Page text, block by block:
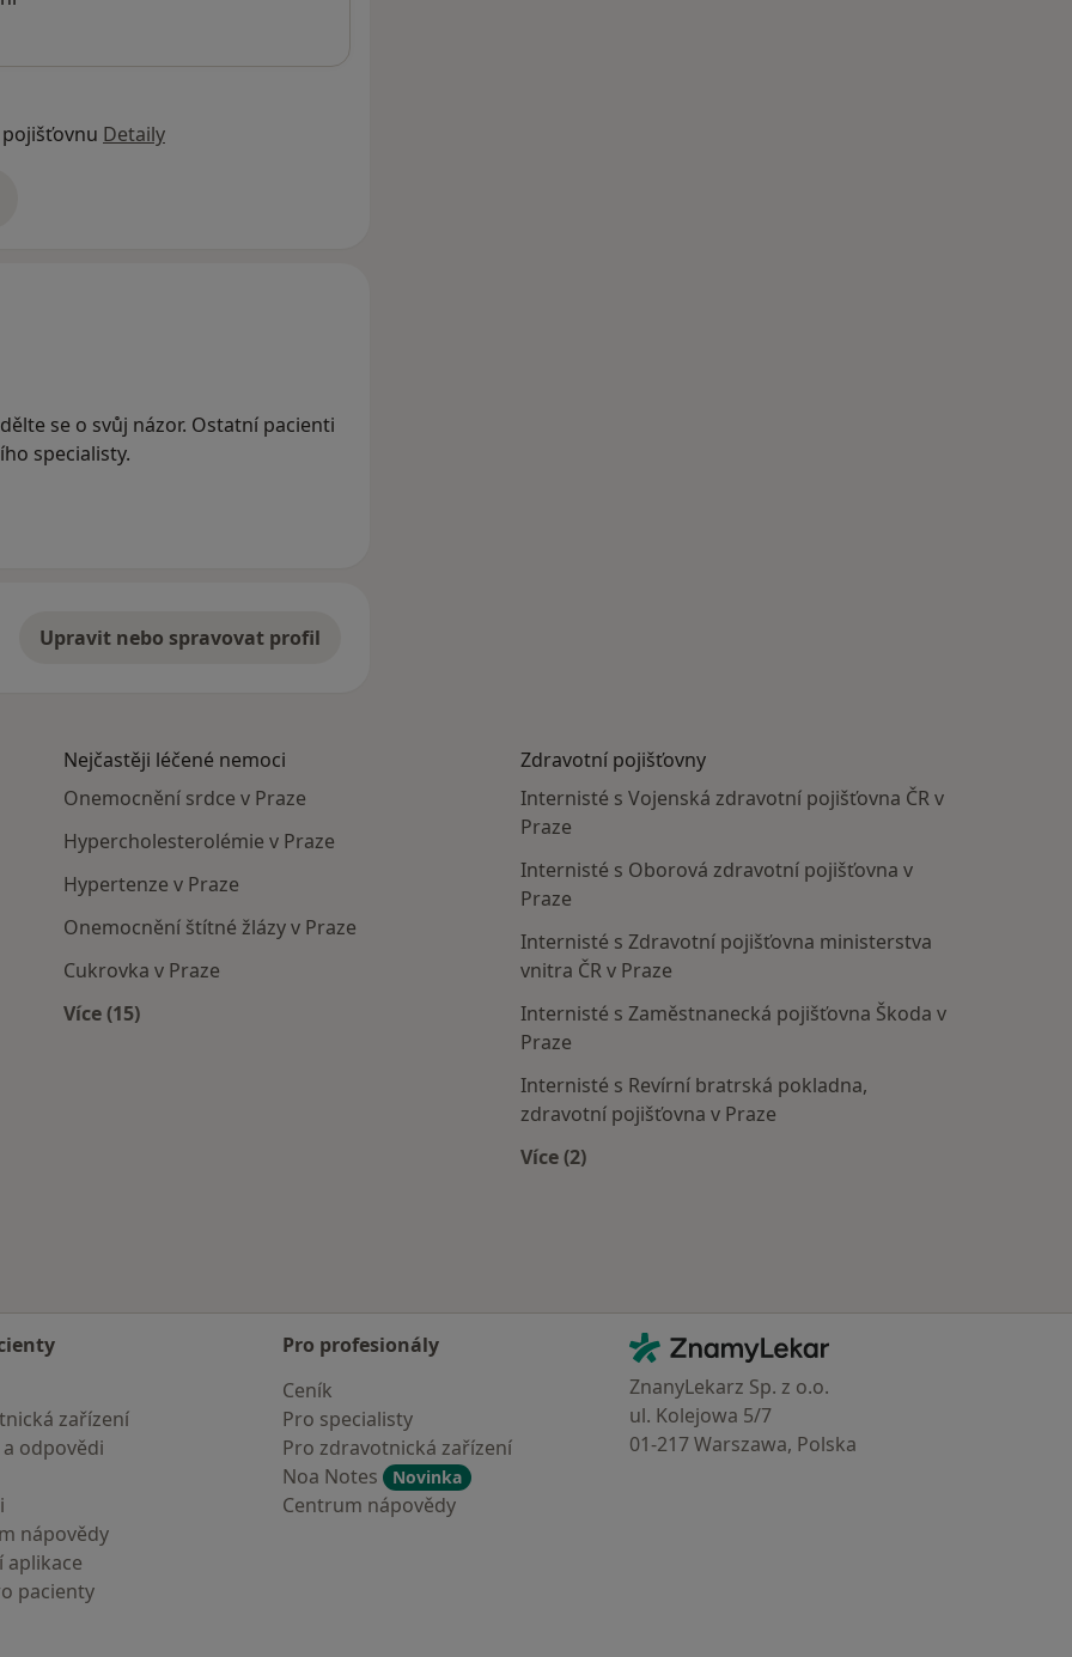
Detaily
se o svůj názor. Ostatní pacienti
specialisty.
Upravit nebo spravovat profil
Nejčastěji léčené nemoci
Onemocnění srdce v Praze
Hypercholesterolémie v Praze
Hypertenze v Praze
Onemocnění štítné žlázy v Praze
Cukrovka v Praze
Více (15)
Zdravotní pojišťovny
Internisté s Vojenská zdravotní pojišťovna ČR v
Praze
Internisté s Oborová zdravotní pojišťovna v
Praze
Internisté s Zdravotní pojišťovna ministerstva
vnitra ČR v Praze
Internisté s Zaměstnanecká pojišťovna Škoda v
Praze
Internisté s Revírní bratrská pokladna,
zdravotní pojišťovna v Praze
Více (2)
zařízení
odpovědi
nápovědy
aplikace
pacienty
Pro profesionály
Ceník
Pro specialisty
Pro zdravotnická zařízení
Noa Notes
Novinka
Centrum nápovědy
Kontakt
ZnamyLekar - Hlavní stránka
ZnanyLekarz Sp. z o.o.
ul. Kolejowa 5/7
01-217 Warszawa, Polska